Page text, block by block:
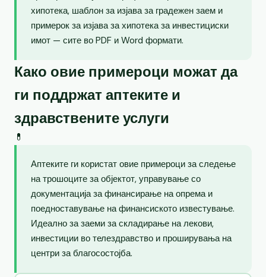
хипотека, шаблон за изјава за градежен заем и
примерок за изјава за хипотека за инвестициски
имот — сите во PDF и Word формати.
Како овие примероци можат да
ги поддржат аптеките и
здравствените услуги
💊
Аптеките ги користат овие примероци за следење
на трошоците за објектот, управување со
документација за финансирање на опрема и
поедноставување на финансиското известување.
Идеално за заеми за складирање на лекови,
инвестиции во телездравство и проширувања на
центри за благосостојба.